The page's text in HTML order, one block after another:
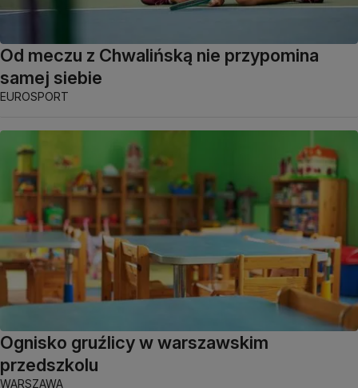
Od meczu z Chwalińską nie przypomina
samej siebie
EUROSPORT
Ognisko gruźlicy w warszawskim
przedszkolu
WARSZAWA